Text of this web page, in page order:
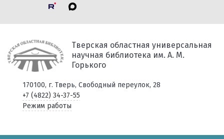
Тверская областная универсальная
научная библиотека им. А. М.
Горького
170100, г. Тверь, Свободный переулок, 28
+7 (4822) 34-37-55
Режим работы